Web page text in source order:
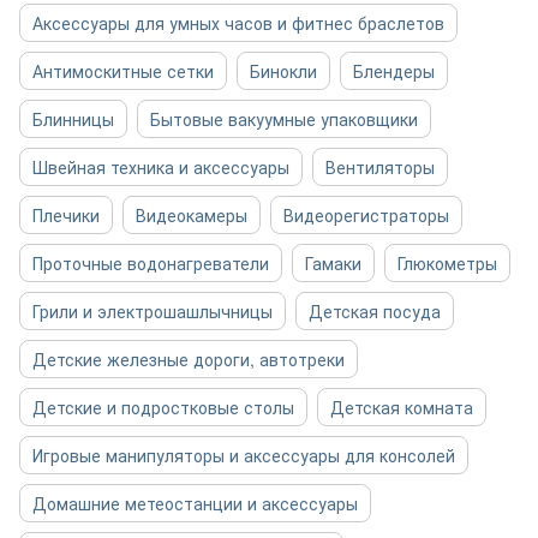
Аксессуары для умных часов и фитнес браслетов
Антимоскитные сетки
Бинокли
Блендеры
Блинницы
Бытовые вакуумные упаковщики
Швейная техника и аксессуары
Вентиляторы
Плечики
Видеокамеры
Видеорегистраторы
Проточные водонагреватели
Гамаки
Глюкометры
Грили и электрошашлычницы
Детская посуда
Детские железные дороги, автотреки
Детские и подростковые столы
Детская комната
Игровые манипуляторы и аксессуары для консолей
Домашние метеостанции и аксессуары